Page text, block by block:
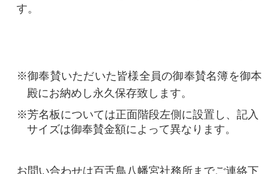
す。
※御奉賛いただいた皆様全員の御奉賛名簿を御本
殿にお納めし永久保存致します。
※芳名板については正面階段左側に設置し、記入
サイズは御奉賛金額によって異なります。
お問い合わせは百舌鳥八幡宮社務所までご連絡下